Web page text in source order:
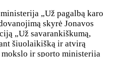
„Už pagalbą karo
skyrė Jonavos
„Už savarankiškumą,
šiuolaikišką ir atvirą
ir sporto ministerija